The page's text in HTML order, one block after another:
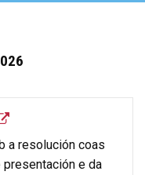
a resolución coas
e da